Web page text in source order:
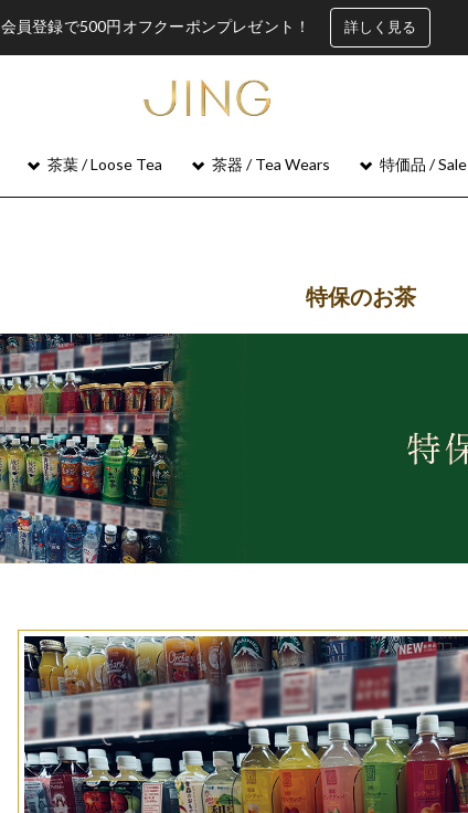
会員登録で500円オフクーポンプレゼント！ 詳しく見る
茶葉 / Loose Tea 茶器 / Tea Wears 特価品 / Sale
特保のお茶